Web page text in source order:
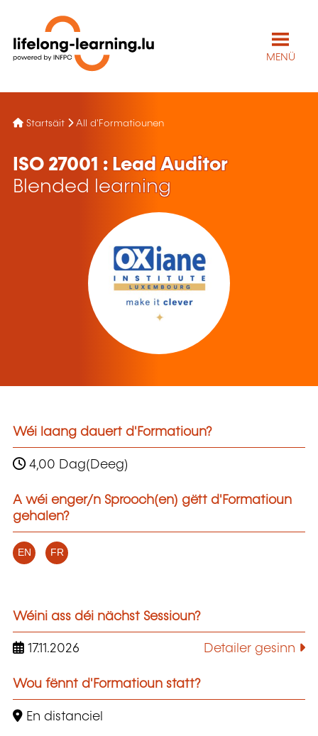
MENÜ
Startsäit All d'Formatiounen
ISO 27001 : Lead Auditor
Blended learning
Wéi laang dauert d'Formatioun?
4,00 Dag(Deeg)
A wéi enger/n Sprooch(en) gëtt d'Formatioun
gehalen?
EN FR
Wéini ass déi nächst Sessioun?
17.11.2026 Detailer gesinn
Wou fënnt d'Formatioun statt?
En distanciel